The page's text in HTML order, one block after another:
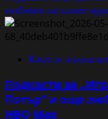
в
България“
по
Channel
about
Братя
„Нямо
и
музика
на
любими заглавия
Кино и
Подкасти за
Потър“ и още
HBO Max